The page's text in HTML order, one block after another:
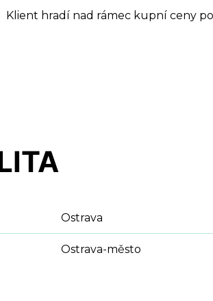
Klient hradí nad rámec kupní ceny
Ostrava
Ostrava-město